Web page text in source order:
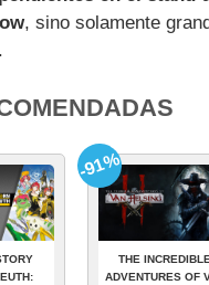
, sino solamente
THE
ADVENTURES OF
-91%